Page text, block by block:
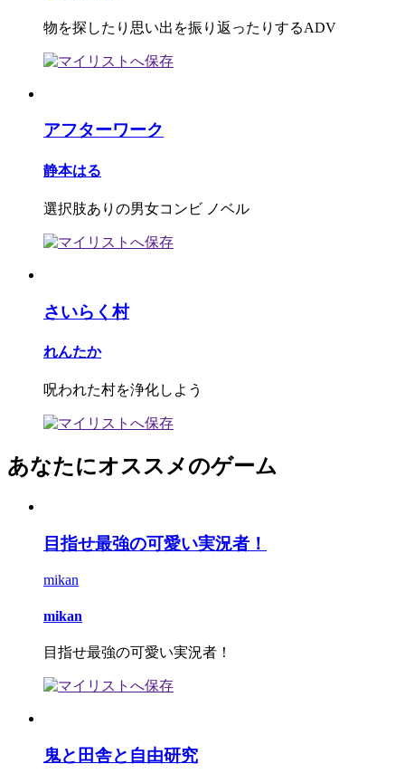
物を探したり思い出を振り返ったりするADV
アフターワーク
静本はる
選択肢ありの男女コンビ ノベル
さいらく村
れんたか
呪われた村を浄化しよう
あなたにオススメのゲーム
目指せ最強の可愛い実況者！
mikan
mikan
目指せ最強の可愛い実況者！
鬼と田舎と自由研究